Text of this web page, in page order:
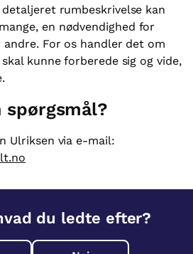
rumbeskrivelse kan
en nødvendighed for
For os handler det om
kunne forberede sig og vide,
spørgsmål?
Ulriksen via e-mail:
du ledte efter?